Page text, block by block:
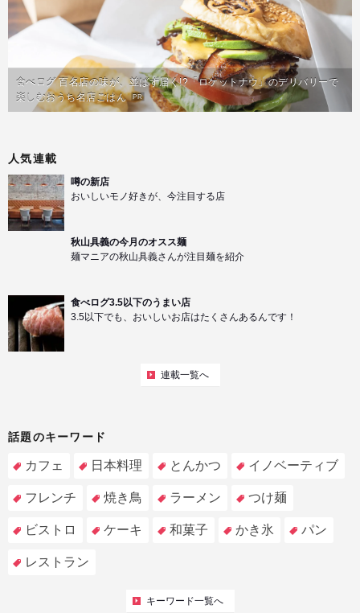
食べログ 百名店の味が、並ばず届く!?「ロケットナウ」のデリバリーで
楽しむおうち名店ごはん PR
人気連載
噂の新店
おいしいモノ好きが、今注目する店
秋山具義の今月のオスス麺
麺マニアの秋山具義さんが注目麺を紹介
食べログ3.5以下のうまい店
3.5以下でも、おいしいお店はたくさんあるんです！
連載一覧へ
話題のキーワード
カフェ 日本料理 とんかつ イノベーティブ
フレンチ 焼き鳥 ラーメン つけ麺
ビストロ ケーキ 和菓子 かき氷 パン
レストラン
キーワード一覧へ